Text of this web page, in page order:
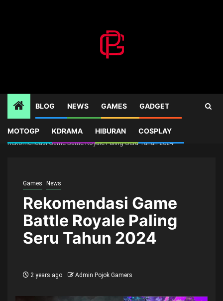
BLOG NEWS GAMES GADGET
MOTOGP KDRAMA HIBURAN COSPLAY
Home
Games
Rekomendasi Game Battle Royale Paling Seru Tahun 2024
Games News
Rekomendasi Game
Battle Royale Paling
Seru Tahun 2024
2 years ago Admin Pojok Gamers